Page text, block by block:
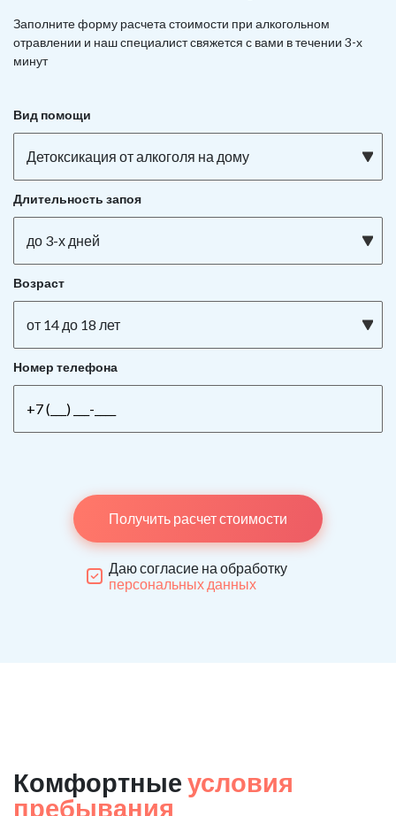
Заполните форму расчета стоимости при алкогольном
отравлении и наш специалист свяжется с вами в течении 3-х
минут
Вид помощи
Детоксикация от алкоголя на дому
Длительность запоя
до 3-х дней
Возраст
от 14 до 18 лет
Номер телефона
Получить расчет стоимости
Даю согласие на обработку
персональных данных
Комфортные условия
пребывания